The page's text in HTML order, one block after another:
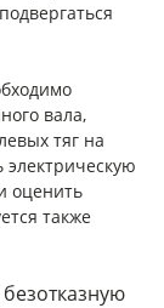
вала,
тяг на
оценить
также